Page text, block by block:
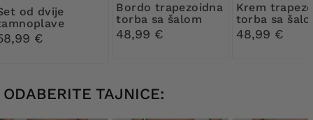
€
Bordo trapezoidna
torba sa šalom
48,99 €
Krem trapezoidna
torba sa
48,99 €
ODABERITE TAJNICE: